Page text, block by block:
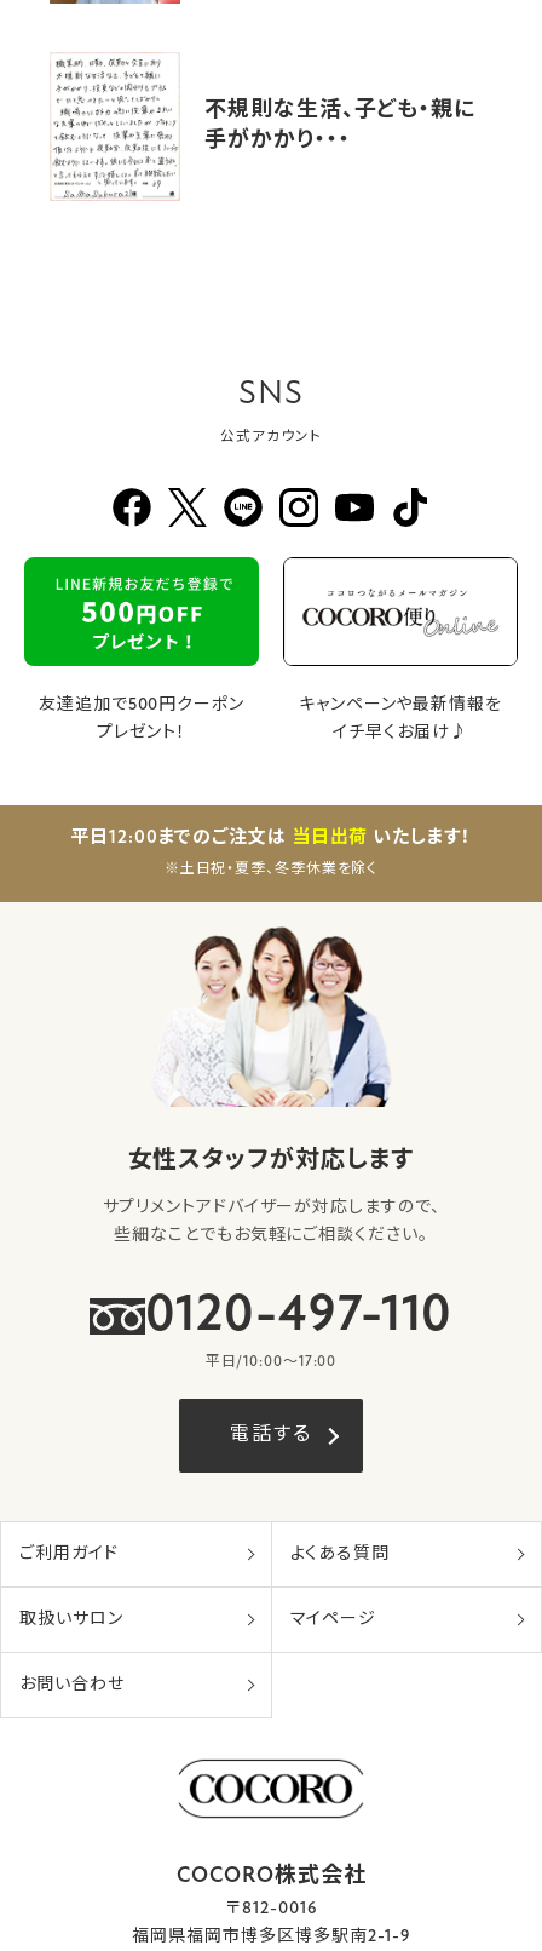
不規則な生活、子ども・親に
手がかかり・・・
SNS
公式アカウント
友達追加で500円クーポン
プレゼント！
キャンペーンや最新情報を
イチ早くお届け♪
平日12:00までのご注文は 当日出荷 いたします！
※土日祝・夏季、冬季休業を除く
女性スタッフが対応します
サプリメントアドバイザーが対応しますので、
些細なことでもお気軽にご相談ください。
0120-497-110
平日/10:00〜17:00
電話する
ご利用ガイド よくある質問
取扱いサロン マイページ
お問い合わせ
COCORO株式会社
〒812-0016
福岡県福岡市博多区博多駅南2-1-9